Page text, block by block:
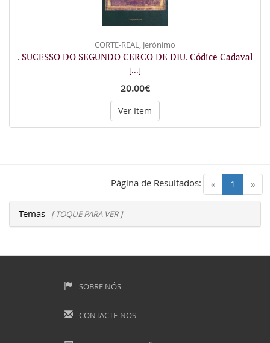
CORTE-REAL, Jerónimo
. SUCESSO DO SEGUNDO CERCO DE DIU. Códice Cadaval
[...]
20.00€
Ver Item
« 1 (current)
»
Página de Resultados:
Temas [ TOQUE PARA VER ]
SOBRE NÓS
CONTACTE-NOS